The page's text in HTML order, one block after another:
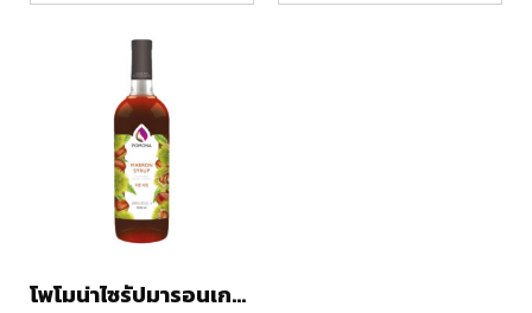
โพโมน่าไซรัปมารอนเกาลัด(1000ml)